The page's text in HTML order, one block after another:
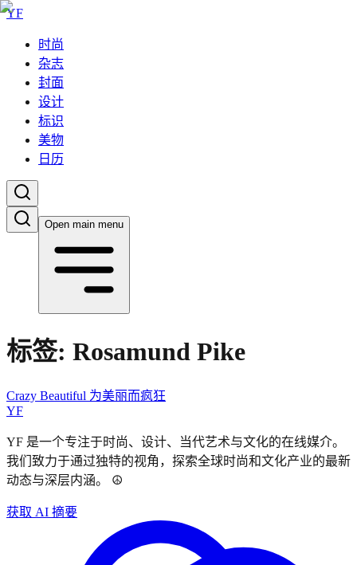
YF
时尚
杂志
封面
设计
标识
美物
日历
Open main menu
标签: Rosamund Pike
Crazy Beautiful 为美丽而疯狂
YF
YF 是一个专注于时尚、设计、当代艺术与文化的在线媒介。
我们致力于通过独特的视角，探索全球时尚和文化产业的最新
动态与深层内涵。 ☮︎
获取 AI 摘要